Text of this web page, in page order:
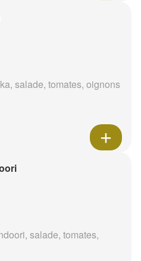
salade, tomates, oignons
salade, tomates,